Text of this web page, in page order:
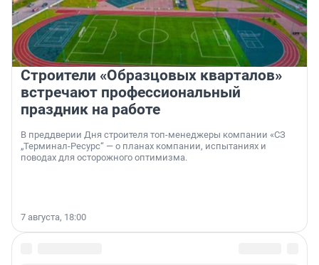
Строители «Образцовых кварталов»
встречают профессиональный
праздник на работе
В преддверии Дня строителя топ-менеджеры компании «СЗ
„Терминал-Ресурс“ — о планах компании, испытаниях и
поводах для осторожного оптимизма.
7 августа, 18:00